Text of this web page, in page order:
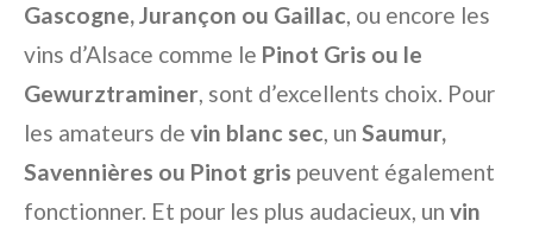
Gascogne, Jurançon ou Gaillac, ou encore les
vins d’Alsace comme le Pinot Gris ou le
Gewurztraminer, sont d’excellents choix. Pour
les amateurs de vin blanc sec, un Saumur,
Savennières ou Pinot gris peuvent également
fonctionner. Et pour les plus audacieux, un vin